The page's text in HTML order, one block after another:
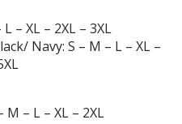
– XL – 2XL – 3XL
Navy: S – M – L – XL –
M – L – XL – 2XL